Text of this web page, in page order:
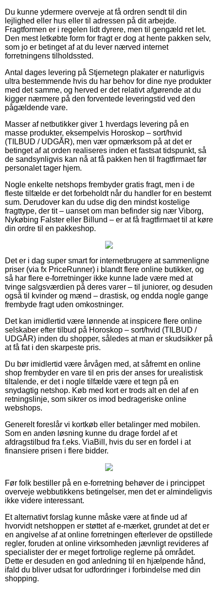
Du kunne ydermere overveje at få ordren sendt til din
lejlighed eller hus eller til adressen på dit arbejde.
Fragtformen er i regelen lidt dyrere, men til gengæld ret let.
Den mest letkøbte form for fragt er dog at hente pakken selv,
som jo er betinget af at du lever nærved internet
forretningens tilholdssted.
Antal dages levering på Stjernetegn plakater er naturligvis
ultra bestemmende hvis du har behov for dine nye produkter
med det samme, og herved er det relativt afgørende at du
kigger nærmere på den forventede leveringstid ved den
pågældende vare.
Masser af netbutikker giver 1 hverdags levering på en
masse produkter, eksempelvis Horoskop – sort/hvid
(TILBUD / UDGÅR), men vær opmærksom på at det er
betinget af at orden realiseres inden et fastsat tidspunkt, så
de sandsynligvis kan nå at få pakken hen til fragtfirmaet før
personalet tager hjem.
Nogle enkelte netshops frembyder gratis fragt, men i de
fleste tilfælde er det forbeholdt når du handler for en bestemt
sum. Derudover kan du udse dig den mindst kostelige
fragttype, der tit – uanset om man befinder sig nær Viborg,
Nykøbing Falster eller Billund – er at få fragtfirmaet til at køre
din ordre til en pakkeshop.
Det er i dag super smart for internetbrugere at sammenligne
priser (via fx PriceRunner) i blandt flere online butikker, og
så har flere e-forretninger ikke kunne lade være med at
tvinge salgsværdien på deres varer – til juniorer, og desuden
også til kvinder og mænd – drastisk, og endda nogle gange
frembyde fragt uden omkostninger.
Det kan imidlertid være lønnende at inspicere flere online
selskaber efter tilbud på Horoskop – sort/hvid (TILBUD /
UDGÅR) inden du shopper, således at man er skudsikker på
at få fat i den skarpeste pris.
Du bør imidlertid være årvågen med, at såfremt en online
shop frembyder en vare til en pris der anses for urealistisk
tiltalende, er det i nogle tilfælde være et tegn på en
snydagtig netshop. Køb med kort er trods alt en del af en
retningslinje, som sikrer os imod bedrageriske online
webshops.
Generelt foreslår vi kortkøb eller betalinger med mobilen.
Som en anden løsning kunne du drage fordel af et
afdragstilbud fra f.eks. ViaBill, hvis du ser en fordel i at
finansiere prisen i flere bidder.
Før folk bestiller på en e-forretning behøver de i princippet
overveje webbutikkens betingelser, men det er almindeligvis
ikke videre interessant.
Et alternativt forslag kunne måske være at finde ud af
hvorvidt netshoppen er støttet af e-mærket, grundet at det er
en angivelse af at online forretningen efterlever de opstillede
regler, foruden at online virksomheden jævnligt revideres af
specialister der er meget fortrolige reglerne på området.
Dette er desuden en god anledning til en hjælpende hånd,
ifald du bliver udsat for udfordringer i forbindelse med din
shopping.